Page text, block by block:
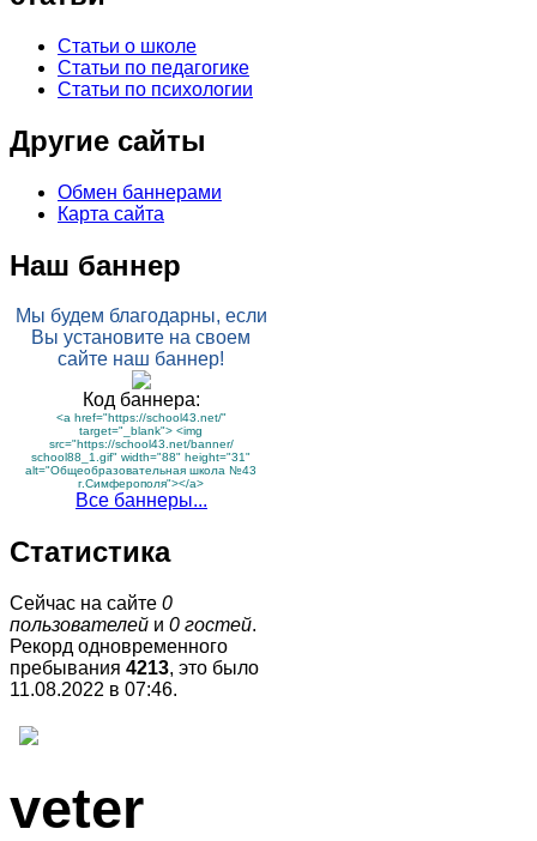
Статьи о школе
Статьи по педагогике
Статьи по психологии
Другие сайты
Обмен баннерами
Карта сайта
Наш баннер
Мы будем благодарны, если
Вы установите на своем
сайте наш баннер!
Код баннера:
<a href="https://school43.net/"
target="_blank"> <img
src="https://school43.net/banner/
school88_1.gif" width="88" height="31"
alt="Общеобразовательная школа №43
г.Симферополя"></a>
Все баннеры...
Статистика
Сейчас на сайте 0
пользователей и 0 гостей.
Рекорд одновременного
пребывания 4213, это было
11.08.2022 в 07:46.
veter